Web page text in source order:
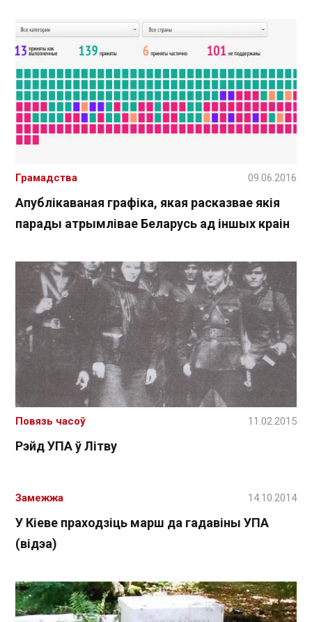
Апублікаваная графіка, якая расказвае якія
парады атрымлівае Беларусь ад іншых краін
Грамадства 09.06.2016
Рэйд УПА ў Літву
Повязь часоў 11.02.2015
У Кіеве праходзіць марш да гадавіны УПА
(відэа)
Замежжа 14.10.2014